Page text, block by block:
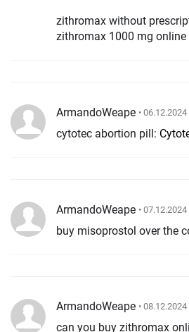
zithromax without
zithromax 1000 mg online
ArmandoWeape •
cytotec abortion pill:
ArmandoWeape •
buy misoprostol over the
ArmandoWeape •
can you buy zithromax